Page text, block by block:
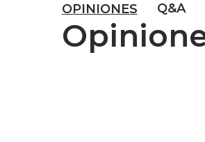
OPINIONES Q&A